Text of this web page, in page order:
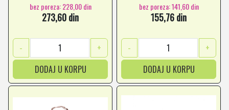
bez poreza: 228,00 din
273,60 din
-
+
DODAJ U KORPU
bez poreza: 141,60 din
155,76 din
-
+
DODAJ U KORPU